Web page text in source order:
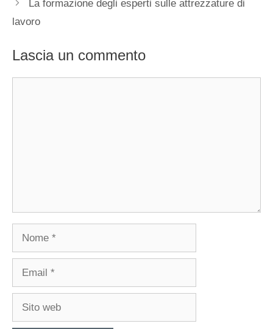
La formazione degli esperti sulle attrezzature di
lavoro
Lascia un commento